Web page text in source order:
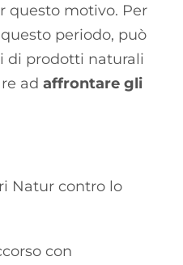
questo motivo. Per
periodo, può
di prodotti naturali
ad affrontare gli
Natur contro lo
con